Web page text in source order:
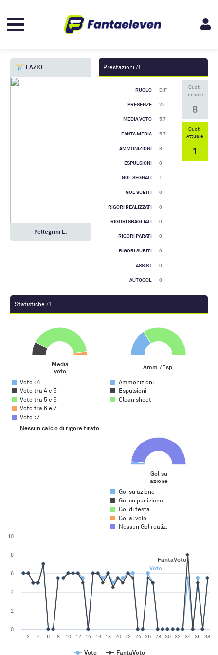
LAZIO
Pellegrini L.
Prestazioni /1
RUOLO DIF
PRESENZE 25
MEDIA VOTO 5.7
FANTA MEDIA 5.7
AMMONIZIONI 8
ESPULSIONI 0
GOL SEGNATI 1
GOL SUBITI 0
RIGORI REALIZZATI 0
RIGORI SBAGLIATI 0
RIGORI PARATI 0
RIGORI SUBITI 0
ASSIST 0
AUTOGOL 0
Quot.
Iniziale
8
Quot.
Attuale
1
Statistiche /1
Media voto
Pie chart with 5 slices.
Media
voto
End of interactive chart.
Amm./Esp.
Pie chart with 3 slices.
Amm./Esp.
End of interactive chart.
Voto <4
Voto tra 4 e 5
Voto tra 5 e 6
Voto tra 6 e 7
Voto >7
Ammonizioni
Espulsioni
Clean sheet
Nessun calcio di rigore tirato
Pie chart with 5 slices.
Gol su
azione
End of interactive chart.
Gol su azione
Gol su punizione
Gol di testa
Gol al volo
Nessun Gol realiz.
Chart
The chart has 1 X axis displaying categories. Range: 38 categories.
The chart has 1 Y axis displaying values. Range: 0 to 10.
Voto
FantaVoto
Voto FantaVoto
2 4 6 8 10 12 14 16 18 20 22 24 26 28 30 32 34 36 38
0
2
4
6
8
10